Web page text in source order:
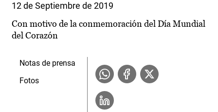
12 de Septiembre de 2019
Con motivo de la conmemoración del Día Mundial
del Corazón
Notas de prensa
Fotos